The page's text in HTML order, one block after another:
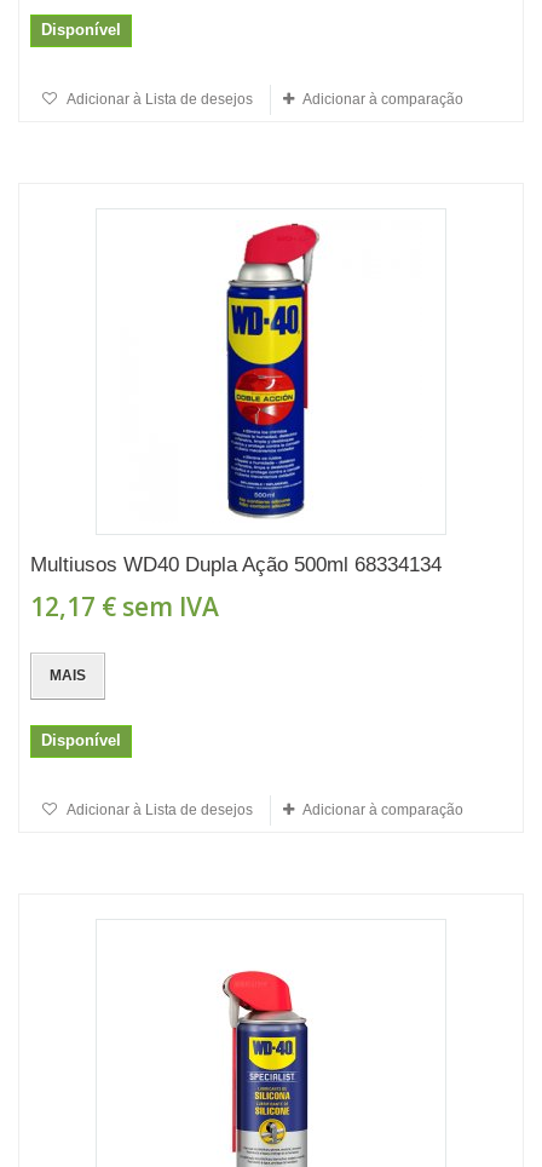
Disponível
Adicionar à Lista de desejos Adicionar à comparação
Multiusos WD40 Dupla Ação 500ml 68334134
12,17 € sem IVA
MAIS
Disponível
Adicionar à Lista de desejos Adicionar à comparação